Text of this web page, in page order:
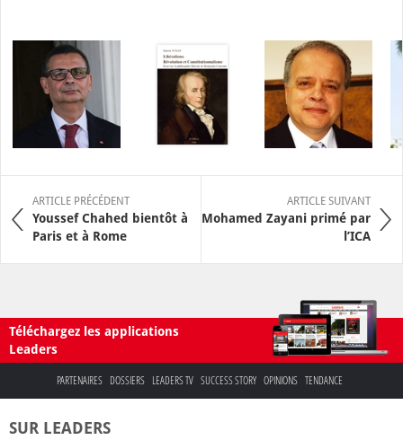
ARTICLE PRÉCÉDENT
Youssef Chahed bientôt à
Paris et à Rome
ARTICLE SUIVANT
Mohamed Zayani primé par
l’ICA
Téléchargez les applications
Leaders
PARTENAIRES DOSSIERS LEADERS TV SUCCESS STORY OPINIONS TENDANCE
SUR LEADERS